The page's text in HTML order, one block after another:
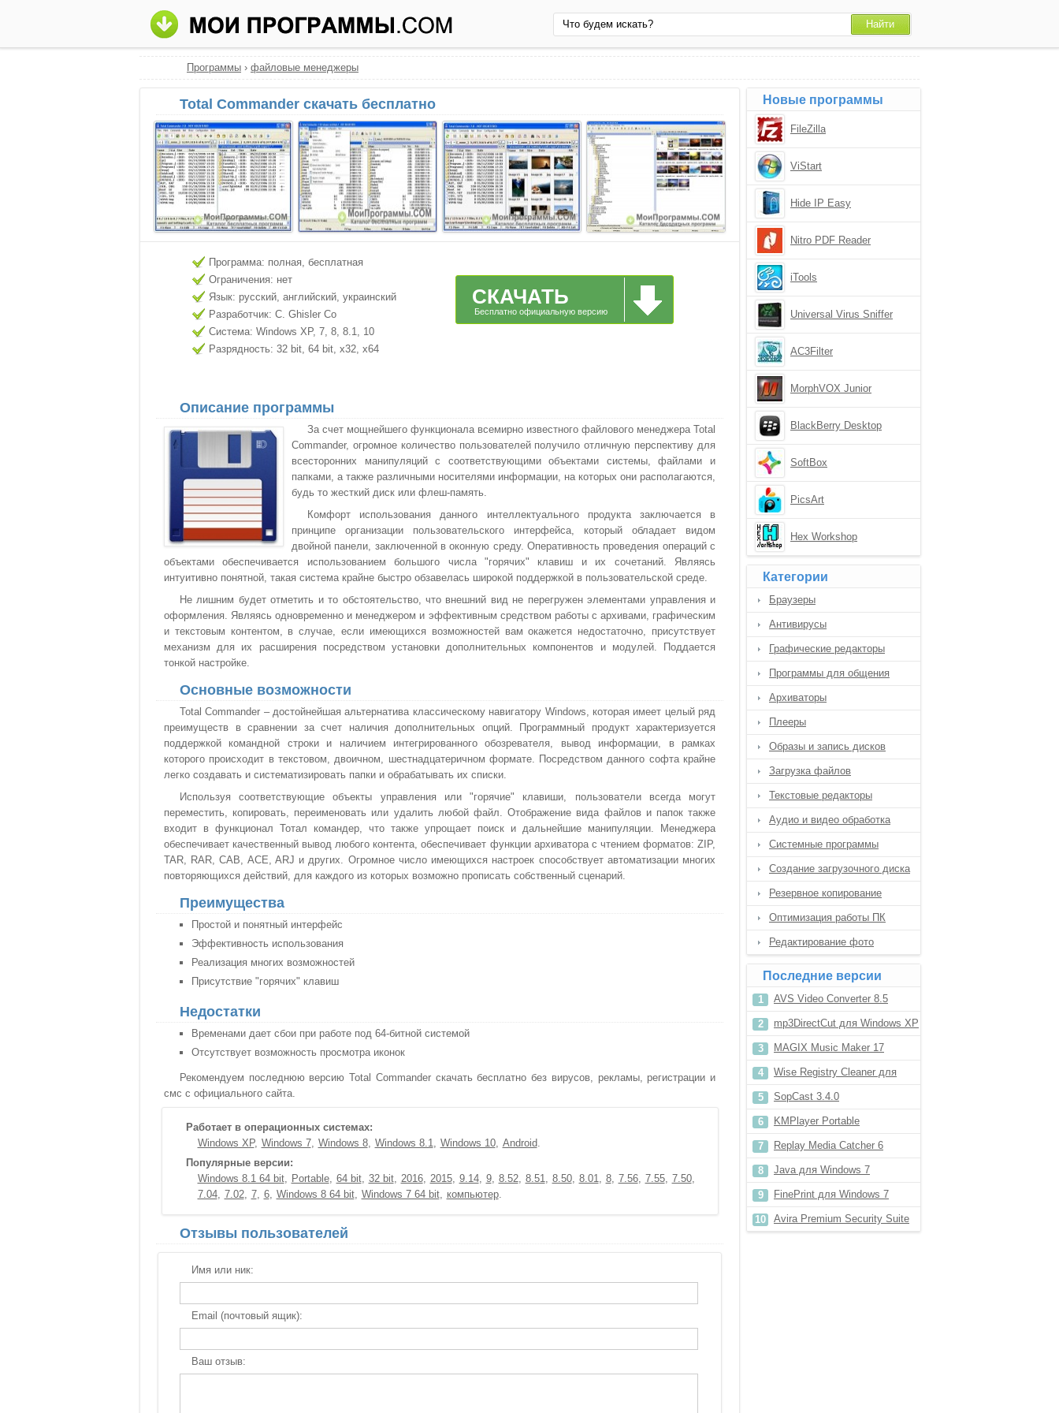
Программы › файловые менеджеры
Total Commander скачать бесплатно
Программа: полная, бесплатная
Ограничения: нет
Язык: русский, английский, украинский
Разработчик: C. Ghisler Co
Система: Windows XP, 7, 8, 8.1, 10
Разрядность: 32 bit, 64 bit, x32, x64
СКАЧАТЬ
Бесплатно официальную версию
Описание программы
За счет мощнейшего функционала всемирно известного файлового менеджера Total
Commander, огромное количество пользователей получило отличную перспективу для
всесторонних манипуляций с соответствующими объектами системы, файлами и
папками, а также различными носителями информации, на которых они располагаются,
будь то жесткий диск или флеш-память.
Комфорт использования данного интеллектуального продукта заключается в
принципе организации пользовательского интерфейса, который обладает видом
двойной панели, заключенной в оконную среду. Оперативность проведения операций с
объектами обеспечивается использованием большого числа "горячих" клавиш и их сочетаний. Являясь
интуитивно понятной, такая система крайне быстро обзавелась широкой поддержкой в пользовательской среде.
Не лишним будет отметить и то обстоятельство, что внешний вид не перегружен элементами управления и
оформления. Являясь одновременно и менеджером и эффективным средством работы с архивами, графическим
и текстовым контентом, в случае, если имеющихся возможностей вам окажется недостаточно, присутствует
механизм для их расширения посредством установки дополнительных компонентов и модулей. Поддается
тонкой настройке.
Основные возможности
Total Commander – достойнейшая альтернатива классическому навигатору Windows, которая имеет целый ряд
преимуществ в сравнении за счет наличия дополнительных опций. Программный продукт характеризуется
поддержкой командной строки и наличием интегрированного обозревателя, вывод информации, в рамках
которого происходит в текстовом, двоичном, шестнадцатеричном формате. Посредством данного софта крайне
легко создавать и систематизировать папки и обрабатывать их списки.
Используя соответствующие объекты управления или "горячие" клавиши, пользователи всегда могут
переместить, копировать, переименовать или удалить любой файл. Отображение вида файлов и папок также
входит в функционал Тотал командер, что также упрощает поиск и дальнейшие манипуляции. Менеджера
обеспечивает качественный вывод любого контента, обеспечивает функции архиватора с чтением форматов: ZIP,
TAR, RAR, CAB, ACE, ARJ и других. Огромное число имеющихся настроек способствует автоматизации многих
повторяющихся действий, для каждого из которых возможно прописать собственный сценарий.
Преимущества
Простой и понятный интерфейс
Эффективность использования
Реализация многих возможностей
Присутствие "горячих" клавиш
Недостатки
Временами дает сбои при работе под 64-битной системой
Отсутствует возможность просмотра иконок
Рекомендуем последнюю версию Total Commander скачать бесплатно без вирусов, рекламы, регистрации и
смс с официального сайта.
Работает в операционных системах:
Windows XP
Windows 7 Windows 8 Windows 8.1 Windows 10
Android
Популярные версии:
Windows 8.1 64 bit
Portable 64 bit 32 bit 2016 2015 9.14 9 8.52 8.51 8.50 8.01 8 7.56 7.55
7.50
7.04
7.02 7 6 Windows 8 64 bit Windows 7 64 bit компьютер
Отзывы пользователей
Имя или ник:
Email (почтовый ящик):
Ваш отзыв:
Новые программы
FileZilla
ViStart
Hide IP Easy
Nitro PDF Reader
iTools
Universal Virus Sniffer
AC3Filter
MorphVOX Junior
BlackBerry Desktop
SoftBox
PicsArt
Hex Workshop
Категории
Браузеры
Антивирусы
Графические редакторы
Программы для общения
Архиваторы
Плееры
Образы и запись дисков
Загрузка файлов
Текстовые редакторы
Аудио и видео обработка
Системные программы
Создание загрузочного диска
Резервное копирование
Оптимизация работы ПК
Редактирование фото
Последние версии
AVS Video Converter 8.5
mp3DirectCut для Windows XP
MAGIX Music Maker 17
Wise Registry Cleaner для
Windows 7
SopCast 3.4.0
KMPlayer Portable
Replay Media Catcher 6
Java для Windows 7
FinePrint для Windows 7
Avira Premium Security Suite